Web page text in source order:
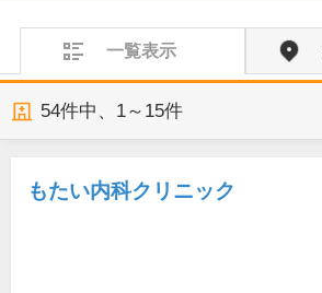
一覧表示
54件中、 1～15件
もたい内科クリニック